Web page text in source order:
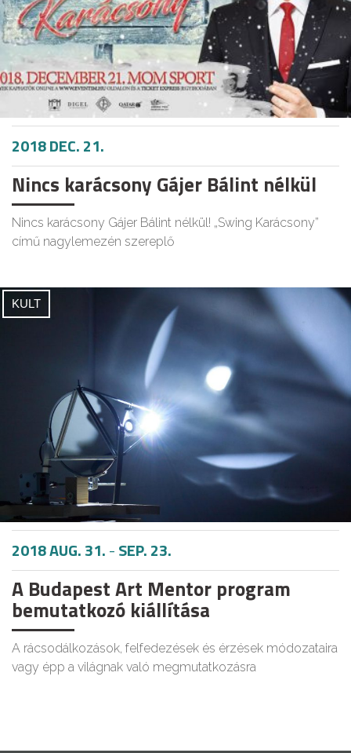
2018 DEC. 21.
Nincs karácsony Gájer Bálint nélkül
Nincs karácsony Gájer Bálint nélkül! „Swing Karácsony”
című nagylemezén szereplő
KULT
2018 AUG. 31.-SEP. 23.
A Budapest Art Mentor program
bemutatkozó kiállítása
A rácsodálkozások, felfedezések és érzések módozataira
vagy épp a világnak való megmutatkozásra